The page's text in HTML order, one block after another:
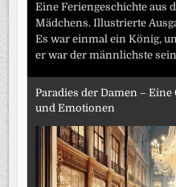
Eine Feriengeschichte aus
Mädchens. Illustrierte
Es war einmal ein König,
er war der männlichste
Paradies der Damen –
und Emotionen